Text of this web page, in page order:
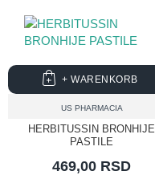
US PHARMACIA
HERBITUSSIN BRONHIJE
PASTILE
469,00 RSD
+ WARENKORB